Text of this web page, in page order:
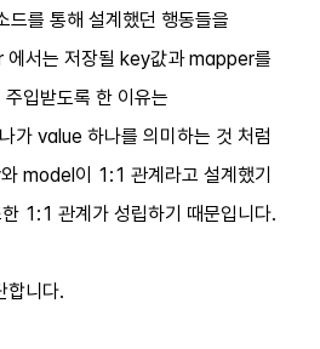
를 통해 설계했던 행동들을
서는 저장될 key값과 mapper를
입받도록 한 이유는
value 하나를 의미하는 것 처럼
model이 1:1 관계라고 설계했기
1:1 관계가 성립하기 때문입니다.
합니다.